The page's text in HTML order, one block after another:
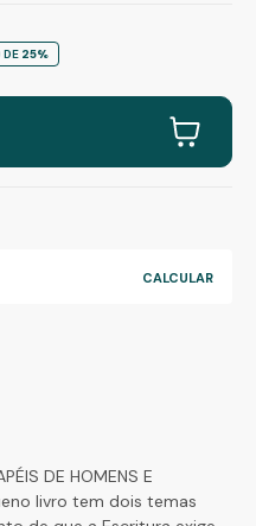
DE 25%
DE HOMENS E
livro tem dois temas